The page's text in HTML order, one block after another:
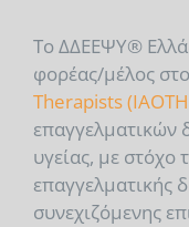
Το ΔΔΕΕΨΥ®
φορέας/μέλος στο
Therapists
επαγγελματικών
υγείας, με στόχο
επαγγελματικής
συνεχιζόμενης